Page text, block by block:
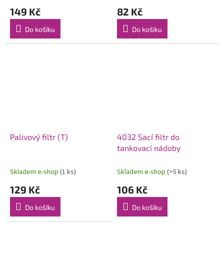
149 Kč
Do košíku
82 Kč
Do košíku
Palivový filtr (T)
Skladem e-shop (1 ks)
129 Kč
Do košíku
4032 Sací filtr do
tankovací nádoby
Skladem e-shop (>5 ks)
106 Kč
Do košíku